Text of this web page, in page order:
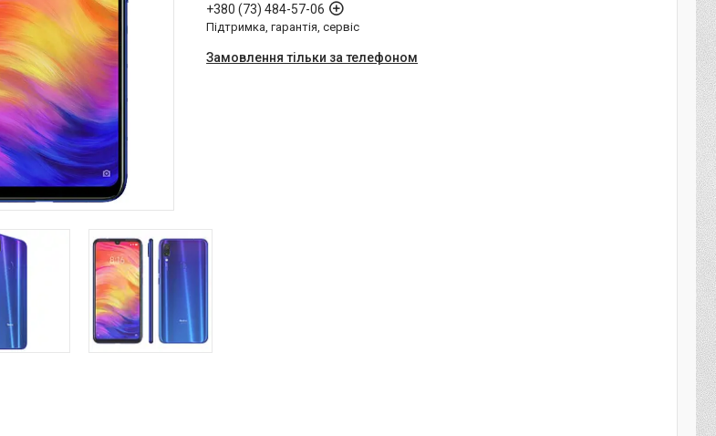
+380 (73) 484-57-06
Підтримка, гарантія, сервіс
Замовлення тільки за телефоном